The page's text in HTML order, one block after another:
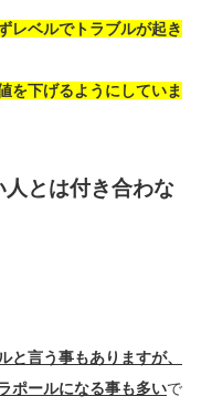
レベルでトラブルが起き
を下げるようにしていま
とは付き合わな
と言う事もありますが、
ポールになる事も多いで